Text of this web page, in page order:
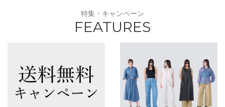
特集・キャンペーン
FEATURES